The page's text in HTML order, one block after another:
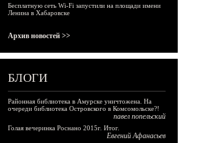
Бесплатную сеть Wi-Fi запустили на площади имени
Ленина в Хабаровске
Архив новостей >>
БЛОГИ
Районная библиотека в Амурске уничтожена. На
очереди библиотека Островского в Комсомольске?!
павел попельский
Голая вечеринка Роснано 2015г. Итог.
Евгений Афанасьев